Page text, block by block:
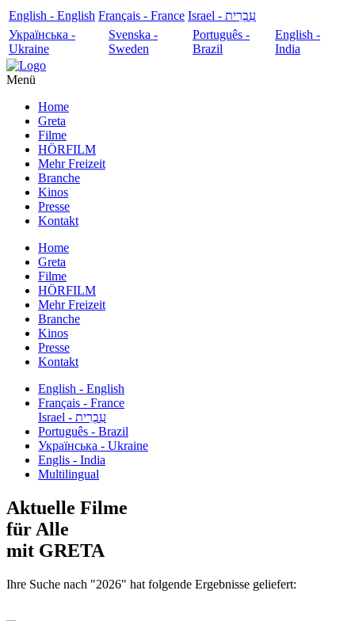
English - English Français - France
עִבְרִית - Israel
Українська -
Ukraine
Svenska -
Sweden
Português -
Brazil
English -
India
Menü
Home
Greta
Filme
HÖRFILM
Mehr Freizeit
Branche
Kinos
Presse
Kontakt
Home
Greta
Filme
HÖRFILM
Mehr Freizeit
Branche
Kinos
Presse
Kontakt
English - English
Français - France
עִבְרִית - Israel
Português - Brazil
Українська - Ukraine
Englis - India
Multilingual
Aktuelle Filme
für Alle
mit GRETA
Ihre Suche nach "2026" hat folgende Ergebnisse geliefert: